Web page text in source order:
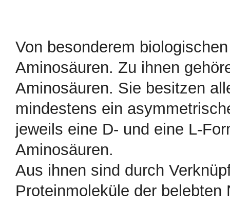
Von besonderem
Aminosäuren. Zu ihnen
Aminosäuren. Sie besitzen
mindestens ein
jeweils eine D- und eine L-
Aminosäuren.
Aus ihnen sind durch
Proteinmoleküle der belebten